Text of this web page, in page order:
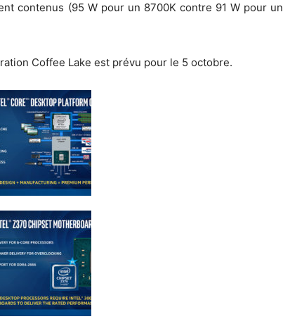
contenus (95 W pour un 8700K contre 91 W pour un
Coffee Lake est prévu pour le 5 octobre.